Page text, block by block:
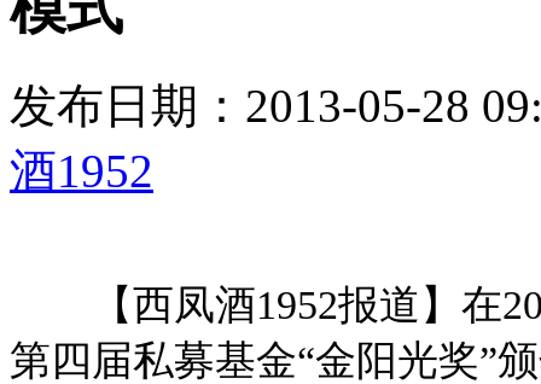
发布日期：2013-05-28
酒1952
【西凤酒1952报道】在
第四届私募基金“金阳光奖”